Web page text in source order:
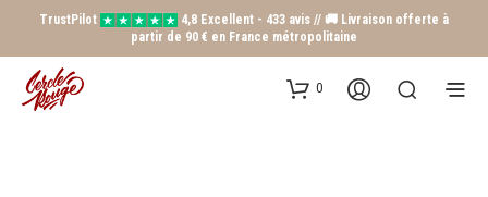
TrustPilot
4,8 Excellent - 433 avis // 🚚 Livraison offerte à
partir de 90 € en France métropolitaine
0